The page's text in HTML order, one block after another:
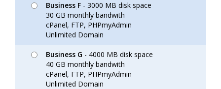
Business F - 3000 MB disk space
30 GB monthly bandwith
cPanel, FTP, PHPmyAdmin
Unlimited Domain
Business G - 4000 MB disk space
40 GB monthly bandwith
cPanel, FTP, PHPmyAdmin
Unlimited Domain